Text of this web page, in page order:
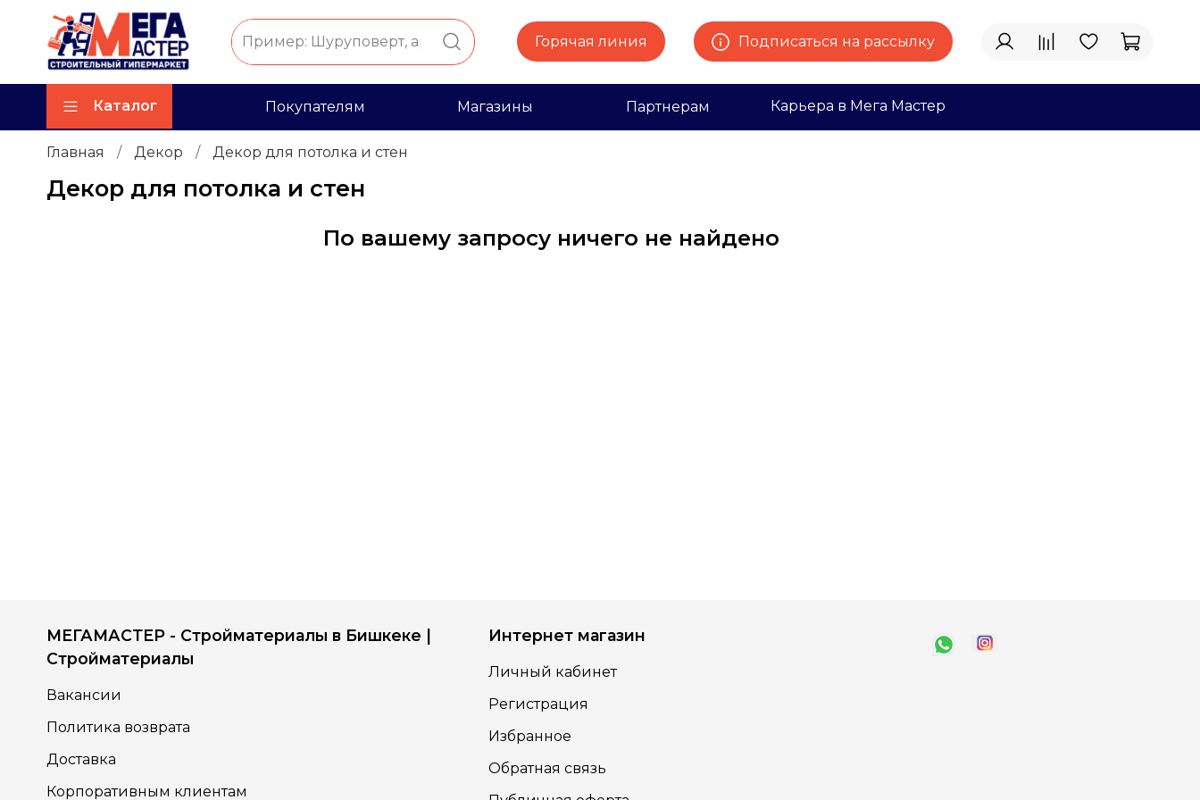
Горячая линия Подписаться на рассылку
Каталог Покупателям Магазины Партнерам Карьера в Мега Мастер
Главная Декор Декор для потолка и стен
Декор для потолка и стен
По вашему запросу ничего не найдено
МЕГАМАСТЕР - Стройматериалы в Бишкеке |
Стройматериалы
Вакансии
Политика возврата
Доставка
Корпоративным клиентам
Интернет магазин
Личный кабинет
Регистрация
Избранное
Обратная связь